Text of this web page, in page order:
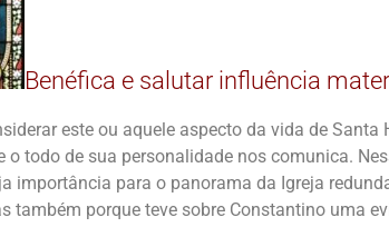
Benéfica e salutar influência
este ou aquele aspecto da vida de Santa
o todo de sua personalidade nos comunica.
importância para o panorama da Igreja
também porque teve sobre Constantino uma